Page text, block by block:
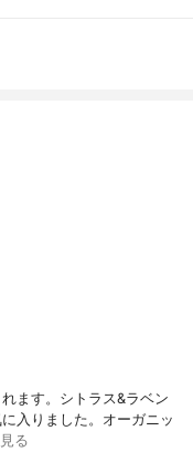
ます。シトラス&ラベン
入りました。オーガニッ
る